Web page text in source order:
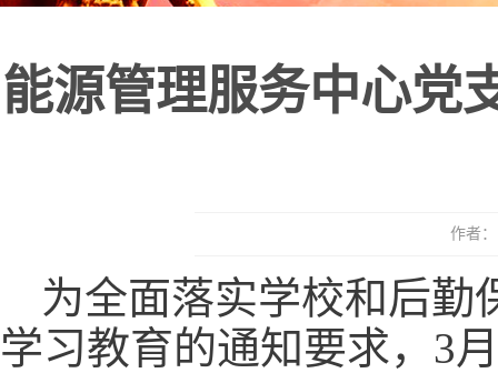
能源管理服务中心党
作者
为全面落实学校和后勤
学习教育的通知要求，3